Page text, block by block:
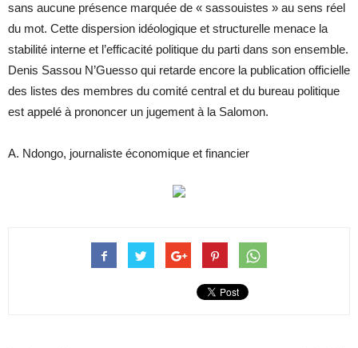
sans aucune présence marquée de « sassouistes » au sens réel
du mot. Cette dispersion idéologique et structurelle menace la
stabilité interne et l’efficacité politique du parti dans son ensemble.
Denis Sassou N’Guesso qui retarde encore la publication officielle
des listes des membres du comité central et du bureau politique
est appelé à prononcer un jugement à la Salomon.
A. Ndongo, journaliste économique et financier